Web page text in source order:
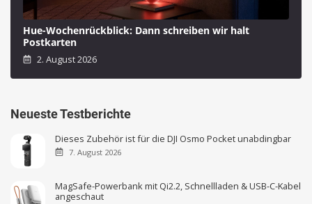
Hue-Wochenrückblick: Dann schreiben wir halt
Postkarten
2. August 2026
Neueste Testberichte
Dieses Zubehör ist für die DJI Osmo Pocket unabdingbar
7. August 2026
MagSafe-Powerbank mit Qi2.2, Schnellladen & USB-C-Kabel
angeschaut